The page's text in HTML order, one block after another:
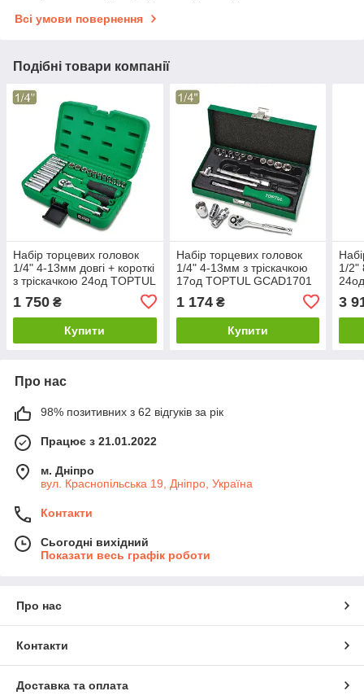
Всі умови повернення
Подібні товари компанії
Набір торцевих головок
1/4" 4-13мм довгі + короткі
з тріскачкою 24од TOPTUL
1 750 ₴
Купити
Набір торцевих головок
1/4" 4-13мм з тріскачкою
17од TOPTUL GCAD1701
1 174₴
Купити
1/2"
3
Про нас
98% позитивних з 62 відгуків за рік
Працює з 21.01.2022
м. Дніпро
вул. Краснопільська 19, Дніпро, Україна
Контакти
Сьогодні вихідний
Показати весь графік роботи
Про нас
Контакти
Доставка та оплата